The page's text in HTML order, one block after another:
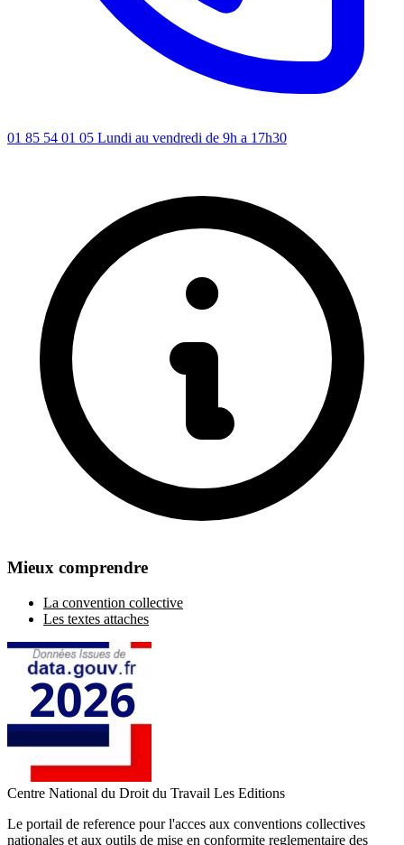
01 85 54 01 05 Lundi au vendredi de 9h a 17h30
Mieux comprendre
La convention collective
Les textes attaches
Centre National du Droit du Travail Les Editions
Le portail de reference pour l'acces aux conventions collectives
nationales et aux outils de mise en conformite reglementaire des